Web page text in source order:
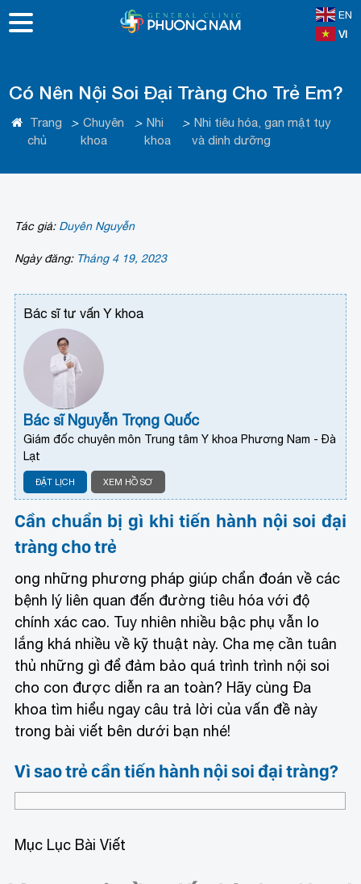
EN
VI
Có Nên Nội Soi Đại Tràng Cho Trẻ Em?
Trang
chủ
> Chuyên
khoa
> Nhi
khoa
> Nhi tiêu hóa, gan mật tụy
và dinh dưỡng
Tác giả: Duyên Nguyễn
Ngày đăng: Tháng 4 19, 2023
Bác sĩ tư vấn Y khoa
Bác sĩ Nguyễn Trọng Quốc
Giám đốc chuyên môn Trung tâm Y khoa Phương Nam - Đà
Lạt
ĐẶT LỊCH XEM HỒ SƠ
Cần chuẩn bị gì khi tiến hành nội soi đại
tràng cho trẻ
ong những phương pháp giúp chẩn đoán về các
bệnh lý liên quan đến đường tiêu hóa với độ
chính xác cao. Tuy nhiên nhiều bậc phụ vẫn lo
lắng khá nhiều về kỹ thuật này. Cha mẹ cần tuân
thủ những gì để đảm bảo quá trình trình nội soi
cho con được diễn ra an toàn? Hãy cùng Đa
khoa tìm hiểu ngay câu trả lời của vấn đề này
trong bài viết bên dưới bạn nhé!
Vì sao trẻ cần tiến hành nội soi đại tràng?
Mục Lục Bài Viết